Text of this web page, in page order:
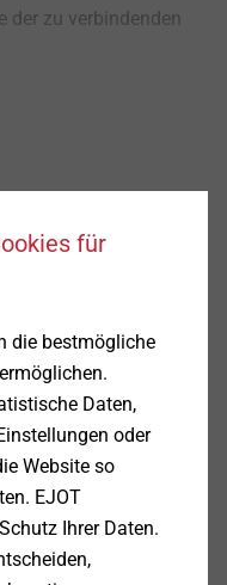
der zu verbindenden
®
Edelstahl K16
für
die bestmögliche
Daten,
oder
Website so
EJOT
Ihrer Daten.